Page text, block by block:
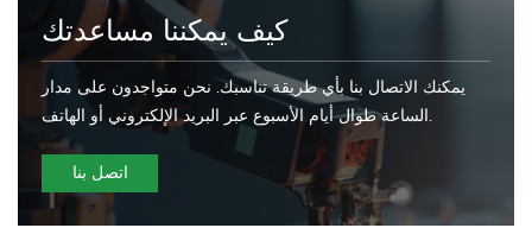
كيف يمكننا مساعدتك
يمكنك الاتصال بنا بأي طريقة تناسبك. نحن متواجدون على مدار
الساعة طوال أيام الأسبوع عبر البريد الإلكتروني أو الهاتف.
اتصل بنا